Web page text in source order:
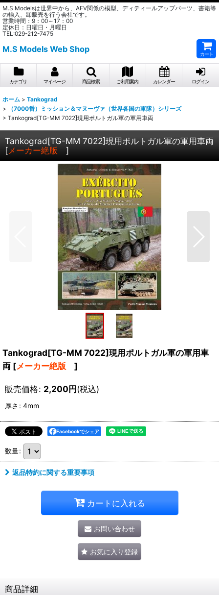
M.S Modelsは世界中から、AFV関係の模型、ディティールアップパーツ、書籍等
の輸入、卸販売を行う会社です。
営業時間：9：00～17：00
定休日：日曜日・月曜日
TEL:029-212-7475
M.S Models Web Shop
カート
カテゴリ マイページ 商品検索 ご利用案内 カレンダー ログイン
ホーム > Tankograd
>
（7000番）ミッション＆マヌーヴァ（世界各国の軍隊）シリーズ
> Tankograd[TG-MM 7022]現用ポルトガル軍の軍用車両
Tankograd[TG-MM 7022]現用ポルトガル軍の軍用車両
[メーカー絶版 ]
Tankograd[TG-MM 7022]現用ポルトガル軍の軍用車
両 [メーカー絶版 ]
販売価格: 2,200円(税込)
厚さ : 4mm
Facebookでシェア
数量:
返品特約に関する重要事項
カートに入れる
お問い合わせ
お気に入り登録
商品詳細